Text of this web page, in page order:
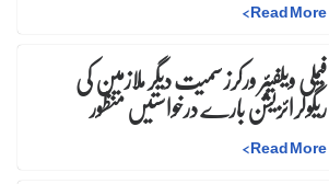
Read More
>
فیملی ویلفیئر ورکرز سمیت دیگر ملازمین کی
ریگولرائزیشن بارے درخواستیں منظور
Read More
>